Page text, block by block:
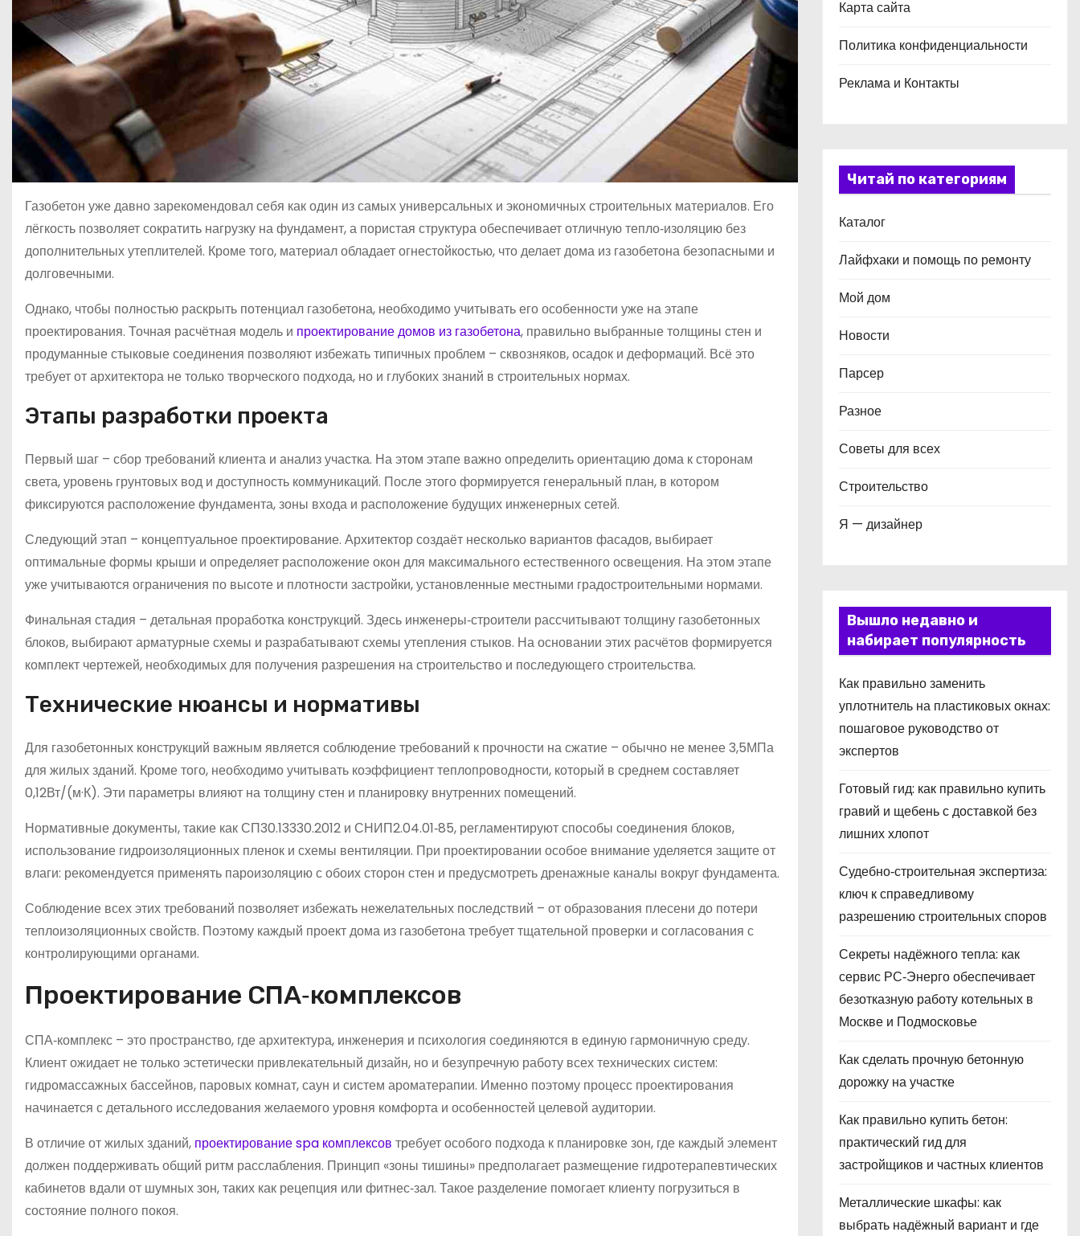
Газобетон уже давно зарекомендовал себя как один из самых универсальных и экономичных строительных материалов. Его
лёгкость позволяет сократить нагрузку на фундамент, а пористая структура обеспечивает отличную тепло‑изоляцию без
дополнительных утеплителей. Кроме того, материал обладает огнестойкостью, что делает дома из газобетона безопасными и
долговечными.
Однако, чтобы полностью раскрыть потенциал газобетона, необходимо учитывать его особенности уже на этапе
проектирования. Точная расчётная модель и проектирование домов из газобетона, правильно выбранные толщины стен и
продуманные стыковые соединения позволяют избежать типичных проблем – сквозняков, осадок и деформаций. Всё это
требует от архитектора не только творческого подхода, но и глубоких знаний в строительных нормах.
Этапы разработки проекта
Первый шаг – сбор требований клиента и анализ участка. На этом этапе важно определить ориентацию дома к сторонам
света, уровень грунтовых вод и доступность коммуникаций. После этого формируется генеральный план, в котором
фиксируются расположение фундамента, зоны входа и расположение будущих инженерных сетей.
Следующий этап – концептуальное проектирование. Архитектор создаёт несколько вариантов фасадов, выбирает
оптимальные формы крыши и определяет расположение окон для максимального естественного освещения. На этом этапе
уже учитываются ограничения по высоте и плотности застройки, установленные местными градостроительными нормами.
Финальная стадия – детальная проработка конструкций. Здесь инженеры‑строители рассчитывают толщину газобетонных
блоков, выбирают арматурные схемы и разрабатывают схемы утепления стыков. На основании этих расчётов формируется
комплект чертежей, необходимых для получения разрешения на строительство и последующего строительства.
Технические нюансы и нормативы
Для газобетонных конструкций важным является соблюдение требований к прочности на сжатие – обычно не менее 3,5МПа
для жилых зданий. Кроме того, необходимо учитывать коэффициент теплопроводности, который в среднем составляет
0,12Вт/(м·К). Эти параметры влияют на толщину стен и планировку внутренних помещений.
Нормативные документы, такие как СП30.13330.2012 и СНИП2.04.01‑85, регламентируют способы соединения блоков,
использование гидроизоляционных пленок и схемы вентиляции. При проектировании особое внимание уделяется защите от
влаги: рекомендуется применять пароизоляцию с обоих сторон стен и предусмотреть дренажные каналы вокруг фундамента.
Соблюдение всех этих требований позволяет избежать нежелательных последствий – от образования плесени до потери
теплоизоляционных свойств. Поэтому каждый проект дома из газобетона требует тщательной проверки и согласования с
контролирующими органами.
Проектирование СПА‑комплексов
СПА‑комплекс – это пространство, где архитектура, инженерия и психология соединяются в единую гармоничную среду.
Клиент ожидает не только эстетически привлекательный дизайн, но и безупречную работу всех технических систем:
гидромассажных бассейнов, паровых комнат, саун и систем ароматерапии. Именно поэтому процесс проектирования
начинается с детального исследования желаемого уровня комфорта и особенностей целевой аудитории.
В отличие от жилых зданий, проектирование spa комплексов требует особого подхода к планировке зон, где каждый элемент
должен поддерживать общий ритм расслабления. Принцип «зоны тишины» предполагает размещение гидротерапевтических
кабинетов вдали от шумных зон, таких как рецепция или фитнес‑зал. Такое разделение помогает клиенту погрузиться в
состояние полного покоя.
Карта сайта
Политика конфиденциальности
Реклама и Контакты
Читай по категориям
Каталог
Лайфхаки и помощь по ремонту
Мой дом
Новости
Парсер
Разное
Советы для всех
Строительство
Я — дизайнер
Вышло недавно и
набирает популярность
Как правильно заменить
уплотнитель на пластиковых окнах:
пошаговое руководство от
экспертов
Готовый гид: как правильно купить
гравий и щебень с доставкой без
лишних хлопот
Судебно‑строительная экспертиза:
ключ к справедливому
разрешению строительных споров
Секреты надёжного тепла: как
сервис РС‑Энерго обеспечивает
безотказную работу котельных в
Москве и Подмосковье
Как сделать прочную бетонную
дорожку на участке
Как правильно купить бетон:
практический гид для
застройщиков и частных клиентов
Металлические шкафы: как
выбрать надёжный вариант и где